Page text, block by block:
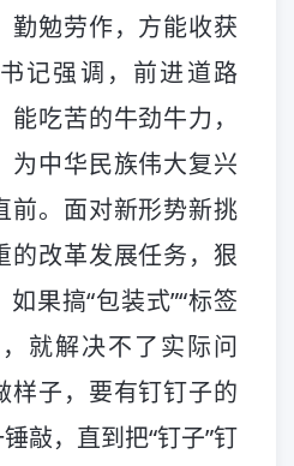
勤勉劳作，方能收获
记强调，前进道路
吃苦的牛劲牛力，
为中华民族伟大复兴
前。面对新形势新挑
的改革发展任务，狠
果搞“包装式”“标签
就解决不了实际问
样子，要有钉钉子的
敲，直到把“钉子”钉